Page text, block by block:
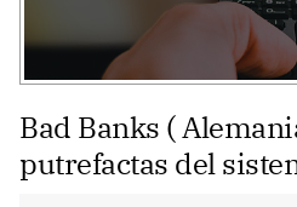
Bad Banks (
putrefactas del